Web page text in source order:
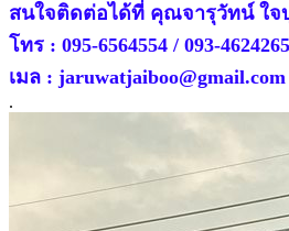
สนใจติดต่อได้ที่ คุณจารุวัทน์ ใจ
โทร : 095-6564554 / 093-4624265
เมล : jaruwatjaiboo@gmail.com
.